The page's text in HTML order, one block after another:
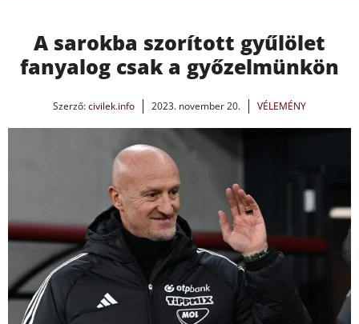
A sarokba szorított gyűlölet
fanyalog csak a győzelmünkön
Szerző:civilek.info 2023. november 20. VÉLEMÉNY